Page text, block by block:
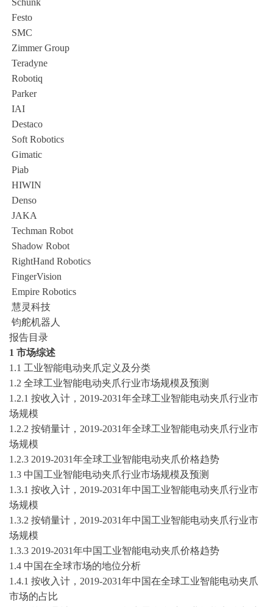
Schunk
Festo
SMC
Zimmer Group
Teradyne
Robotiq
Parker
IAI
Destaco
Soft Robotics
Gimatic
Piab
HIWIN
Denso
JAKA
Techman Robot
Shadow Robot
RightHand Robotics
FingerVision
Empire Robotics
慧灵科技
钧舵机器人
报告目录
1 市场综述
1.1 工业智能电动夹爪定义及分类
1.2 全球工业智能电动夹爪行业市场规模及预测
1.2.1 按收入计， 2019-2031年全球工业智能电动夹爪行业市
场规模
1.2.2 按销量计， 2019-2031年全球工业智能电动夹爪行业市
场规模
1.2.3 2019-2031年全球工业智能电动夹爪价格趋势
1.3 中国工业智能电动夹爪行业市场规模及预测
1.3.1 按收入计， 2019-2031年中国工业智能电动夹爪行业市
场规模
1.3.2 按销量计， 2019-2031年中国工业智能电动夹爪行业市
场规模
1.3.3 2019-2031年中国工业智能电动夹爪价格趋势
1.4 中国在全球市场的地位分析
1.4.1 按收入计， 2019-2031年中国在全球工业智能电动夹爪
市场的占比